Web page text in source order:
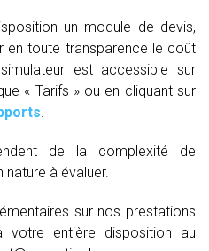
un module de devis,
en toute transparence le coût
est accessible sur
« Tarifs » ou en cliquant sur
.
de la complexité de
nature à évaluer.
sur nos prestations
entière disposition au